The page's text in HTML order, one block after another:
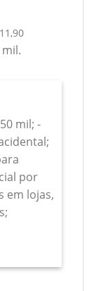
mil; -
por
em lojas,